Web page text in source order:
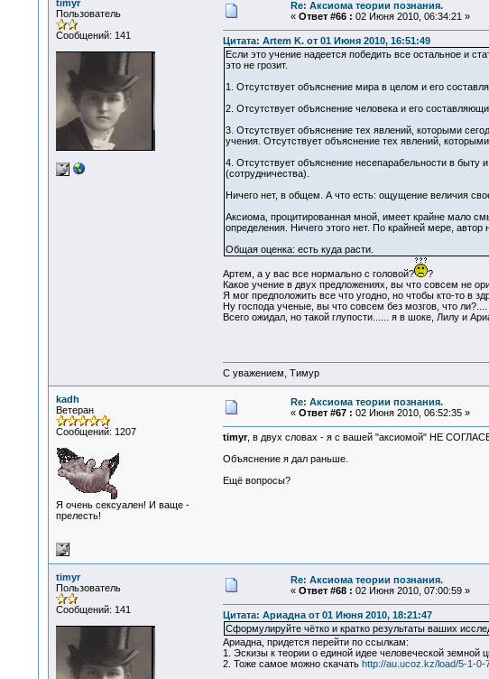
timyr
Пользователь
Сообщений: 141
Re: Аксиома теории познания.
« Ответ #66 : 02 Июня 2010, 06:34:21 »
Цитата: Artem K. от 01 Июня 2010, 16:51:49
Если это учение надеется победить все остальное и
это не грозит.
1. Отсутствует объяснение мира в целом и его
2. Отсутствует объяснение человека и его
3. Отсутствует объяснение тех явлений, которыми
учения. Отсутствует объяснение тех явлений,
4. Отсутствует объяснение несепарабельности в
(сотрудничества).
Ничего нет, в общем. А что есть: ощущение величия
Аксиома, процитированная мной, имеет крайне мало
определения. Ничего этого нет. По крайней мере, автор
Общая оценка: есть куда расти.
Артем, а у вас все нормально с головой?
?
Какое учение в двух предложениях, вы что совсем не
Я мог предположить все что угодно, но чтобы кто-то в
Ну господа ученые, вы что совсем без мозгов, что ли?....
Всего ожидал, но такой глупости...... я в шоке, Лилу и
С уважением, Тимур
kadh
Ветеран
Сообщений: 1207
Я очень сексуален! И ваще -
прелесть!
Re: Аксиома теории познания.
« Ответ #67 : 02 Июня 2010, 06:52:35 »
timyr, в двух словах - я с вашей "аксиомой" НЕ
Объяснение я дал раньше.
Ещё вопросы?
timyr
Пользователь
Сообщений: 141
Re: Аксиома теории познания.
« Ответ #68 : 02 Июня 2010, 07:00:59 »
Цитата: Ариадна от 01 Июня 2010, 18:21:47
Сформулируйте чётко и кратко результаты ваших
Ариадна, придется перейти по ссылкам:
1. Эскизы к теории о единой идее человеческой земной
2. Тоже самое можно скачать http://au.ucoz.kz/load/5-1-0-